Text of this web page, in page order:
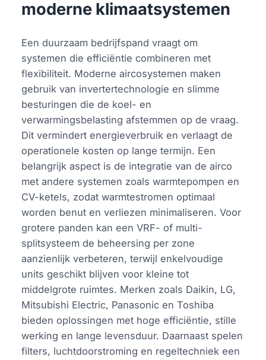
moderne klimaatsystemen
Een duurzaam bedrijfspand vraagt om
systemen die efficiëntie combineren met
flexibiliteit. Moderne aircosystemen maken
gebruik van invertertechnologie en slimme
besturingen die de koel- en
verwarmingsbelasting afstemmen op de vraag.
Dit vermindert energieverbruik en verlaagt de
operationele kosten op lange termijn. Een
belangrijk aspect is de integratie van de airco
met andere systemen zoals warmtepompen en
CV-ketels, zodat warmtestromen optimaal
worden benut en verliezen minimaliseren. Voor
grotere panden kan een VRF- of multi-
splitsysteem de beheersing per zone
aanzienlijk verbeteren, terwijl enkelvoudige
units geschikt blijven voor kleine tot
middelgrote ruimtes. Merken zoals Daikin, LG,
Mitsubishi Electric, Panasonic en Toshiba
bieden oplossingen met hoge efficiëntie, stille
werking en lange levensduur. Daarnaast spelen
filters, luchtdoorstroming en regeltechniek een